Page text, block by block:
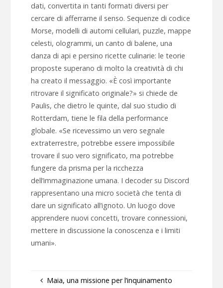
dati, convertita in tanti formati diversi per
cercare di afferrarne il senso. Sequenze di codice
Morse, modelli di automi cellulari, puzzle, mappe
celesti, ologrammi, un canto di balene, una
danza di api e persino ricette culinarie: le teorie
proposte superano di molto la creatività di chi
ha creato il messaggio. «È così importante
ritrovare il significato originale?» si chiede de
Paulis, che dietro le quinte, dal suo studio di
Rotterdam, tiene le fila della performance
globale. «Se ricevessimo un vero segnale
extraterrestre, potrebbe essere impossibile
trovare il suo vero significato, ma potrebbe
fungere da prisma per la ricchezza
dell’immaginazione umana. I decoder su Discord
rappresentano una micro società che tenta di
dare un significato all’ignoto. Un luogo dove
apprendere nuovi concetti, trovare connessioni,
mettere in discussione la conoscenza e i limiti
umani».
Maia, una missione per l’inquinamento